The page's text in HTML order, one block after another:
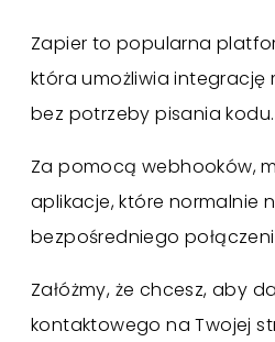
Zapier to popularna
która umożliwia integrację
bez potrzeby pisania kodu.
Za pomocą webhooków,
aplikacje, które normalnie
bezpośredniego
Załóżmy, że chcesz, aby
kontaktowego na Twojej